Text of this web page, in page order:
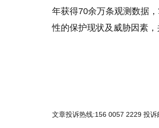
年获得70余万条观测数据
性的保护现状及威胁因素
文章投诉热线:156 0057 2229 投